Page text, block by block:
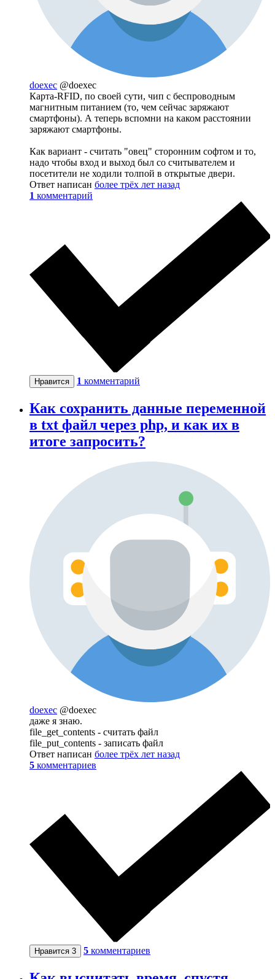
doexec @doexec
Карта-RFID, по своей сути, чип с беспроводным
магнитным питанием (то, чем сейчас заряжают
смартфоны). А теперь вспомни на каком расстоянии
заряжают смартфоны.
Как вариант - считать "овец" сторонним софтом и то,
надо чтобы вход и выход был со считывателем и
посетители не ходили толпой в открытые двери.
Ответ написан более трёх лет назад
1 комментарий
Нравится 1 комментарий
Как сохранить данные переменной
в txt файл через php, и как их в
итоге запросить?
doexec @doexec
даже я знаю.
file_get_contents - считать файл
file_put_contents - записать файл
Ответ написан более трёх лет назад
5 комментариев
Нравится 3 5 комментариев